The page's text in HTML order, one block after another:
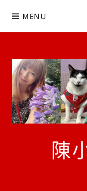
MENU
陳